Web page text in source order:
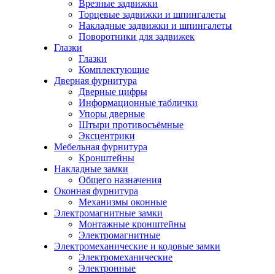
Врезные задвижки
Торцевые задвижки и шпингалеты
Накладные задвижки и шпингалеты
Поворотники для задвижек
Глазки
Глазки
Комплектующие
Дверная фурнитура
Дверные цифры
Информационные таблички
Упоры дверные
Штыри противосъёмные
Эксцентрики
Мебельная фурнитура
Кронштейны
Накладные замки
Общего назначения
Оконная фурнитура
Механизмы оконные
Электромагнитные замки
Монтажные кронштейны
Электромагнитные
Электромеханические и кодовые замки
Электромеханические
Электронные